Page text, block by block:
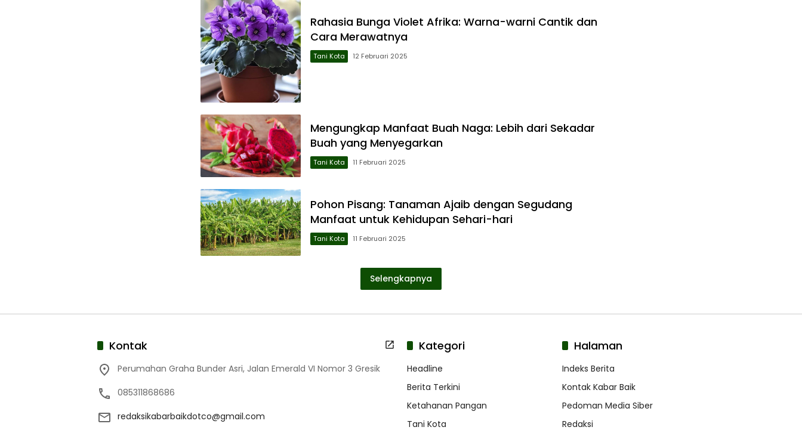
Rahasia Bunga Violet Afrika: Warna-warni Cantik dan
Cara Merawatnya
Tani Kota 12 Februari 2025
Mengungkap Manfaat Buah Naga: Lebih dari Sekadar
Buah yang Menyegarkan
Tani Kota 11 Februari 2025
Pohon Pisang: Tanaman Ajaib dengan Segudang
Manfaat untuk Kehidupan Sehari-hari
Tani Kota 11 Februari 2025
Selengkapnya
Kontak
Perumahan Graha Bunder Asri, Jalan Emerald VI Nomor 3 Gresik
085311868686
redaksikabarbaikdotco@gmail.com
Kategori
Headline
Berita Terkini
Ketahanan Pangan
Tani Kota
Halaman
Indeks Berita
Kontak Kabar Baik
Pedoman Media Siber
Redaksi